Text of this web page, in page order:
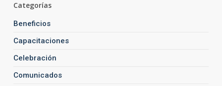
Categorías
Beneficios
Capacitaciones
Celebración
Comunicados